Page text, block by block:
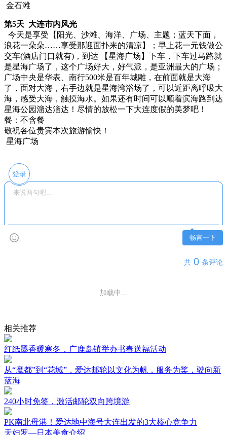
金石滩
第5天 大连市内风光
今天是享受【阳光、沙滩、海洋、广场、主题；蓝天下面，
浪花一朵朵……享受那迎面扑来的清凉】；早上花一元钱做公
交车(酒店门口就有)，到达 【星海广场】下车，下车过马路就
是星海广场了，这个广场好大，好气派，是亚洲最大的广场；
广场中央是华表、南行500米是百年城雕，在前面就是大海
了，面对大海，右手边就是星海湾浴场了，可以近距离呼吸大
海，感受大海，触摸海水。如果还有时间可以顺着滨海路到达
星海公园溜达溜达！尽情的放松一下大连度假的美梦吧！
餐：不含餐
敬祝各位贵宾本次旅游愉快！
星海广场
登录
畅言一下
共 0 条评论
还没有评论，快来抢沙发吧~
相关推荐
红纸墨香暖寒冬，广鹿岛镇举办书春送福活动
从“魔都”到“花城”，爱达邮轮以文化为帆，服务为桨，驶向新
蓝海
240小时免签，激活邮轮双向跨境游
PK南北母港！爱达地中海号大连出发的3大核心竞争力